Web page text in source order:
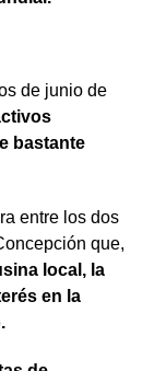
de junio de
bastante
entre los dos
que,
local, la
en la